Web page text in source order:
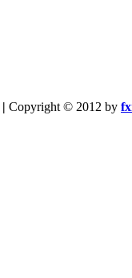
| Copyright © 2012 by